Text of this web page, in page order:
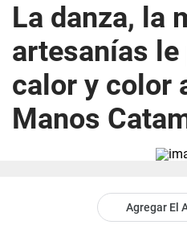
La danza, la
artesanías le
calor y color
Manos
Agregar El